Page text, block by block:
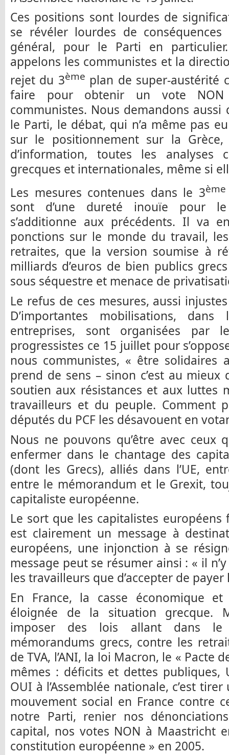
Ces positions sont lourdes de
se révéler lourdes de
général, pour le Parti en
appelons les communistes et la
rejet du 3ème plan de super-austérité
faire pour obtenir un vote
communistes. Nous demandons
le Parti, le débat, qui n’a même pas
sur le positionnement sur la
d’information, toutes les analyses
grecques et internationales, même si
Les mesures contenues dans le 3ème
sont d’une dureté inouïe pour le
s’additionne aux précédents. Il va
ponctions sur le monde du travail,
retraites, que la version soumise à
milliards d’euros de bien publics
sous séquestre et menace de
Le refus de ces mesures, aussi
D’importantes mobilisations,
entreprises, sont organisées par
progressistes ce 15 juillet pour
nous communistes, « être solidaires
prend de sens – sinon c’est au mieux
soutien aux résistances et aux luttes
travailleurs et du peuple. Comment
députés du PCF les désavouent en
Nous ne pouvons qu’être avec ceux
enfermer dans le chantage des
(dont les Grecs), alliés dans l’UE,
entre le mémorandum et le Grexit,
capitaliste européenne.
Le sort que les capitalistes
est clairement un message à
européens, une injonction à se
message peut se résumer ainsi : « il
les travailleurs que d’accepter de
En France, la casse économique
éloignée de la situation grecque.
imposer des lois allant dans
mémorandums grecs, contre les
de TVA, l’ANI, la loi Macron, le « Pacte
mêmes : déficits et dettes publiques,
OUI à l’Assemblée nationale, c’est
mouvement social en France contre
notre Parti, renier nos
capital, nos votes NON à Maastricht
constitution européenne » en 2005.